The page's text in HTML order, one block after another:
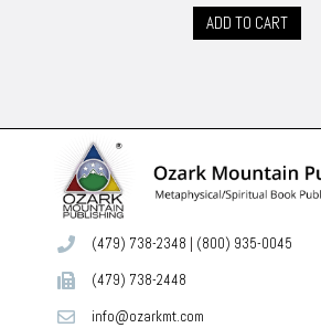
ADD TO CART
(479) 738-2348 | (800) 935-0045
(479) 738-2448
info@ozarkmt.com